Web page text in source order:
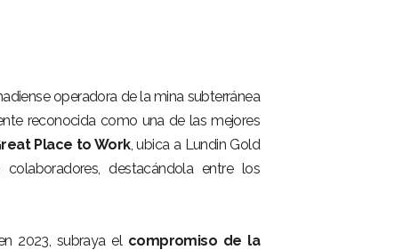
operadora de la mina subterránea
reconocida como una de las mejores
Place to Work, ubica a Lundin Gold
destacándola entre los
2023, subraya el compromiso de la